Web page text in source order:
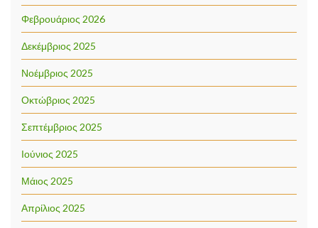
Φεβρουάριος 2026
Δεκέμβριος 2025
Νοέμβριος 2025
Οκτώβριος 2025
Σεπτέμβριος 2025
Ιούνιος 2025
Μάιος 2025
Απρίλιος 2025